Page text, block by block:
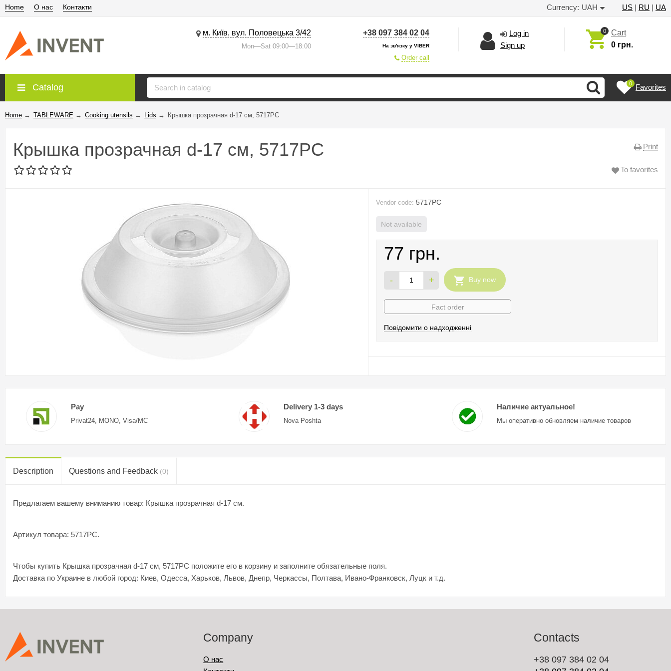
Currency: UAH US | RU | UA
Home О нас Контакти
м. Київ, вул. Половецька 3/42
Mon—Sat 09:00—18:00
+38 097 384 02 04
На зв'язку у VIBER
Order call
Log in
Sign up
0
Cart
0 грн.
Catalog 0 Favorites
Home → TABLEWARE → Cooking utensils → Lids → Крышка прозрачная d-17 см, 5717PC
Print
Крышка прозрачная d-17 см, 5717PC
To favorites
Vendor code: 5717PC
Not available
77 грн.
- + Buy now
Fact order
Повідомити о надходженні
Pay
Privat24, MONO, Visa/MC
Delivery 1-3 days
Nova Poshta
Наличие актуальное!
Мы оперативно обновляем наличие товаров
Description Questions and Feedback (0)
Предлагаем вашему вниманию товар: Крышка прозрачная d-17 см.
Артикул товара: 5717PC.
Чтобы купить Крышка прозрачная d-17 см, 5717PC положите его в корзину и заполните обязательные поля.
Доставка по Украине в любой город: Киев, Одесса, Харьков, Львов, Днепр, Черкассы, Полтава, Ивано-Франковск, Луцк и т.д.
Company
О нас
Contacts
+38 097 384 02 04